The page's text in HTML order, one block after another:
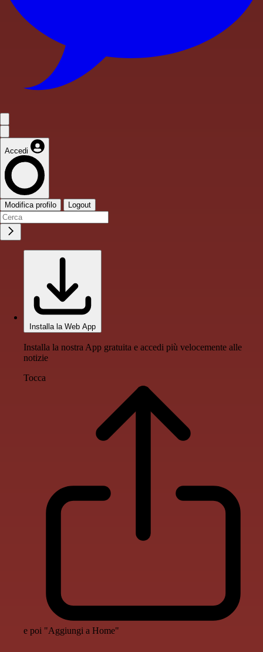
Accedi
Modifica profilo Logout
Installa la Web App
Installa la nostra App gratuita e accedi più velocemente alle
notizie
Tocca
e poi "Aggiungi a Home"